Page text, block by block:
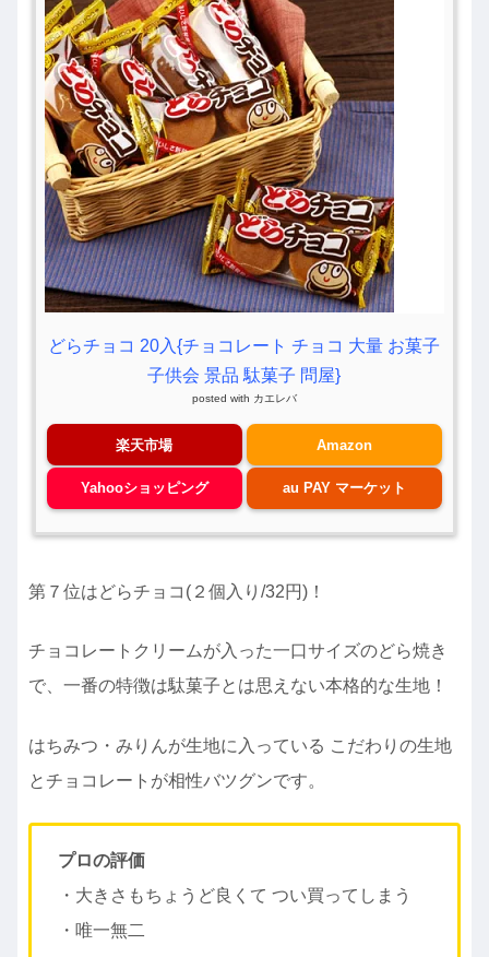
どらチョコ 20入{チョコレート チョコ 大量 お菓子
子供会 景品 駄菓子 問屋}
posted with カエレバ
楽天市場 Amazon
Yahooショッピング au PAY マーケット
第７位はどらチョコ(２個入り/32円)！
チョコレートクリームが入った一口サイズのどら焼き
で、一番の特徴は駄菓子とは思えない本格的な生地！
はちみつ・みりんが生地に入っている こだわりの生地
とチョコレートが相性バツグンです。
プロの評価
・大きさもちょうど良くて つい買ってしまう
・唯一無二